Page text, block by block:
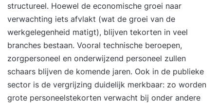
structureel. Hoewel de economische groei naar
verwachting iets afvlakt (wat de groei van de
werkgelegenheid matigt), blijven tekorten in veel
branches bestaan. Vooral technische beroepen,
zorgpersoneel en onderwijzend personeel zullen
schaars blijven de komende jaren. Ook in de publieke
sector is de vergrijzing duidelijk merkbaar: zo worden
grote personeelstekorten verwacht bij onder andere